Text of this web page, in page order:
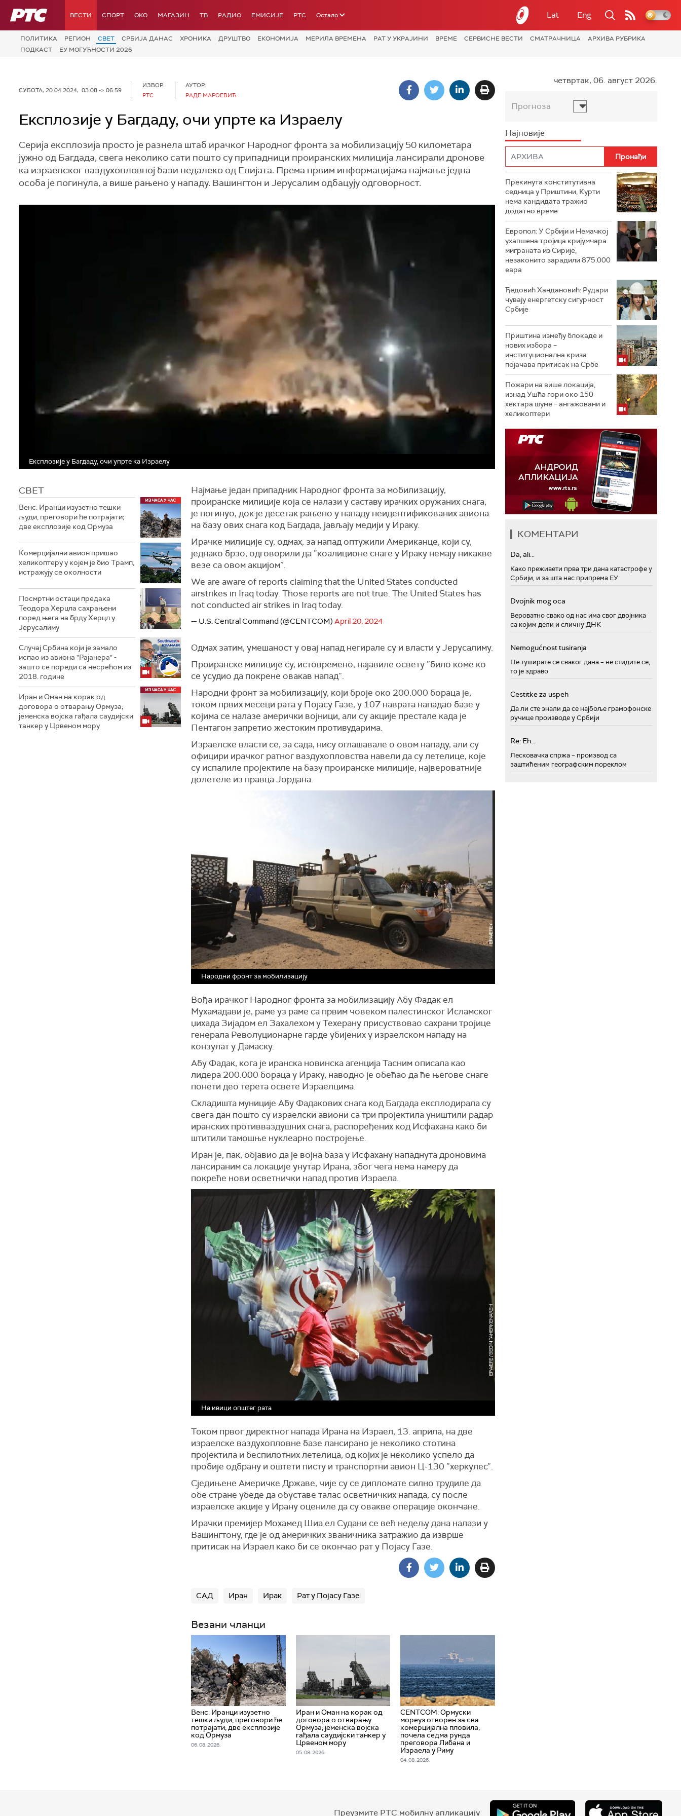
РТС ВЕСТИ СПОРТ OKO МАГАЗИН ТВ РАДИО ЕМИСИЈЕ РТС Остало Lat Eng
ПОЛИТИКА РЕГИОН СВЕТ СРБИЈА ДАНАС ХРОНИКА ДРУШТВО ЕКОНОМИЈА МЕРИЛА ВРЕМЕНА РАТ У УКРАЈИНИ ВРЕМЕ СЕРВИСНЕ ВЕСТИ СМАТРАЧНИЦА
АРХИВА РУБРИКА
ПОДКАСТ
ЕУ МОГУЋНОСТИ 2026
СУБОТА, 20.04.2024, 03:08 -> 06:59
ИЗВОР:
РТС
АУТОР:
РАДЕ МАРОЕВИЋ
Експлозије у Багдаду, очи упрте ка Израелу
Серија експлозија просто је разнела штаб ирачког Народног фронта за мобилизацију 50 километара
јужно од Багдада, свега неколико сати пошто су припадници проиранских милиција лансирали дронове
ка израелског ваздухопловној бази недалеко од Елијата. Према првим информацијама најмање једна
особа је погинула, а више рањено у нападу. Вашингтон и Јерусалим одбацују одговорност.
Експлозије у Багдаду, очи упрте ка Израелу
СВЕТ
Венс: Иранци изузетно тешки
људи, преговори ће потрајати;
две експлозије код Ормуза
Комерцијални авион пришао
хеликоптеру у којем је био Трамп,
истражују се околности
Посмртни остаци предака
Теодора Херцла сахрањени
поред њега на брду Херцл у
Јерусалиму
Случај Србина који је замало
испао из авиона "Рајанера" -
зашто се пореди са несрећом из
2018. године
Иран и Оман на корак од
договора о отварању Ормуза;
jеменска војска гађала саудијски
танкер у Црвеном мору
Најмање један припадник Народног фронта за мобилизацију,
проиранске милиције која се налази у саставу ирачких оружаних снага,
је погинуо, док је десетак рањено у нападу неидентификованих авиона
на базу ових снага код Багдада, јављају медији у Ираку.
Ирачке милиције су, одмах, за напад оптужили Американце, који су,
једнако брзо, одговорили да ”коалиционе снаге у Ираку немају никакве
везе са овом акцијом”.
We are aware of reports claiming that the United States conducted
airstrikes in Iraq today. Those reports are not true. The United States has
not conducted air strikes in Iraq today.
— U.S. Central Command (@CENTCOM) April 20, 2024
Одмах затим, умешаност у овај напад негирале су и власти у Јерусалиму.
Проиранске милиције су, истовремено, најавиле освету ”било коме ко
се усудио да покрене овакав напад”.
Народни фронт за мобилизацију, који броје око 200.000 бораца је,
током првих месеци рата у Појасу Газе, у 107 наврата нападао базе у
којима се налазе амерички војници, али су акције престале када је
Пентагон запретио жестоким противударима.
Израелске власти се, за сада, нису оглашавале о овом нападу, али су
официри ирачког ратног ваздухопловства навели да су летелице, које
су испалиле пројектиле на базу проиранске милиције, највероватније
долетеле из правца Јордана.
Народни фронт за мобилизацију
Вођа ирачког Народног фронта за мобилизацију Абу Фадак ел
Мухамадави је, раме уз раме са првим човеком палестинског Исламског
џихада Зијадом ел Захалехом у Техерану присуствовао сахрани тројице
генерала Револуционарне гарде убијених у израелском нападу на
конзулат у Дамаску.
Абу Фадак, кога је иранска новинска агенција Тасним описала као
лидера 200.000 бораца у Ираку, наводно је обећао да ће његове снаге
понети део терета освете Израелцима.
Складишта муниције Абу Фадакових снага код Багдада експлодирала су
свега дан пошто су израелски авиони са три пројектила уништили радар
иранских противваздушних снага, распоређених код Исфахана како би
штитили тамошње нуклеарно постројење.
Иран је, пак, објавио да је војна база у Исфахану нападнута дроновима
лансираним са локације унутар Ирана, због чега нема намеру да
покреће нови осветнички напад против Израела.
На ивици општег рата
Током првог директног напада Ирана на Израел, 13. априла, на две
израелске ваздухопловне базе лансирано је неколико стотина
пројектила и беспилотних летелица, од којих је неколико успело да
пробије одбрану и оштети писту и транспортни авион Ц-130 ”херкулес”.
Сједињене Америчке Државе, чије су се дипломате силно трудиле да
обе стране убеде да обуставе талас осветничких напада, су после
израелске акције у Ирану оцениле да су овакве операције окончане.
Ирачки премијер Мохамед Шиа ел Судани се већ недељу дана налази у
Вашингтону, где је од америчких званичника затражио да изврше
притисак на Израел како би се окончао рат у Појасу Газе.
САД Иран Ирак Рат у Појасу Газе
Везани чланци
Венс: Иранци изузетно
тешки људи, преговори ће
потрајати; две експлозије
код Ормуза
06. 08. 2026.
Иран и Оман на корак од
договора о отварању
Ормуза; jеменска војска
гађала саудијски танкер у
Црвеном мору
05. 08. 2026.
CENTCOM: Ормуски
мореуз отворен за сва
комерцијална пловила;
почела седма рунда
преговора Либана и
Израела у Риму
04. 08. 2026.
четвртак, 06. август 2026.
Прогноза
Најновије
Прекинута конститутивна
седница у Приштини, Курти
нема кандидата тражио
додатно време
Европол: У Србији и Немачкој
ухапшена тројица кријумчара
миграната из Сирије,
незаконито зарадили 875.000
евра
Ђедовић Хандановић: Рудари
чувају енергетску сигурност
Србије
Приштина између блокаде и
нових избора –
институционална криза
појачава притисак на Србе
Пожари на више локација,
изнад Ушћа гори око 150
хектара шуме – ангажовани и
хеликоптери
КОМЕНТАРИ
Da, ali...
Како преживети прва три дана катастрофе у
Србији, и за шта нас припрема ЕУ
Dvojnik mog oca
Вероватно свако од нас има свог двојника
са којим дели и сличну ДНК
Nemogućnost tusiranja
Не туширате се сваког дана – не стидите се,
то је здраво
Cestitke za uspeh
Да ли сте знали да се најбоље грамофонске
ручице производе у Србији
Re: Eh...
Лесковачка спржа – производ са
заштићеним географским пореклом
Преузмите РТС мобилну апликацију